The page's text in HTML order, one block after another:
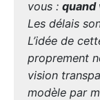
vous : quand
Les délais
L’idée de
proprement
vision
modèle par